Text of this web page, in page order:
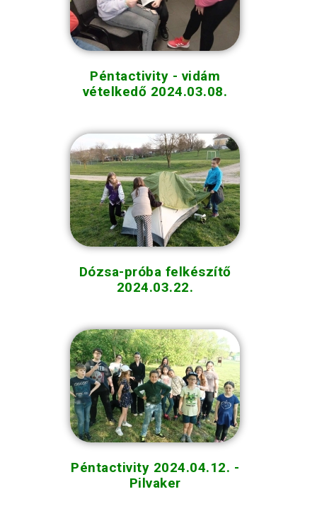
Péntactivity - vidám
vételkedő 2024.03.08.
Dózsa-próba felkészítő
2024.03.22.
Péntactivity 2024.04.12. -
Pilvaker